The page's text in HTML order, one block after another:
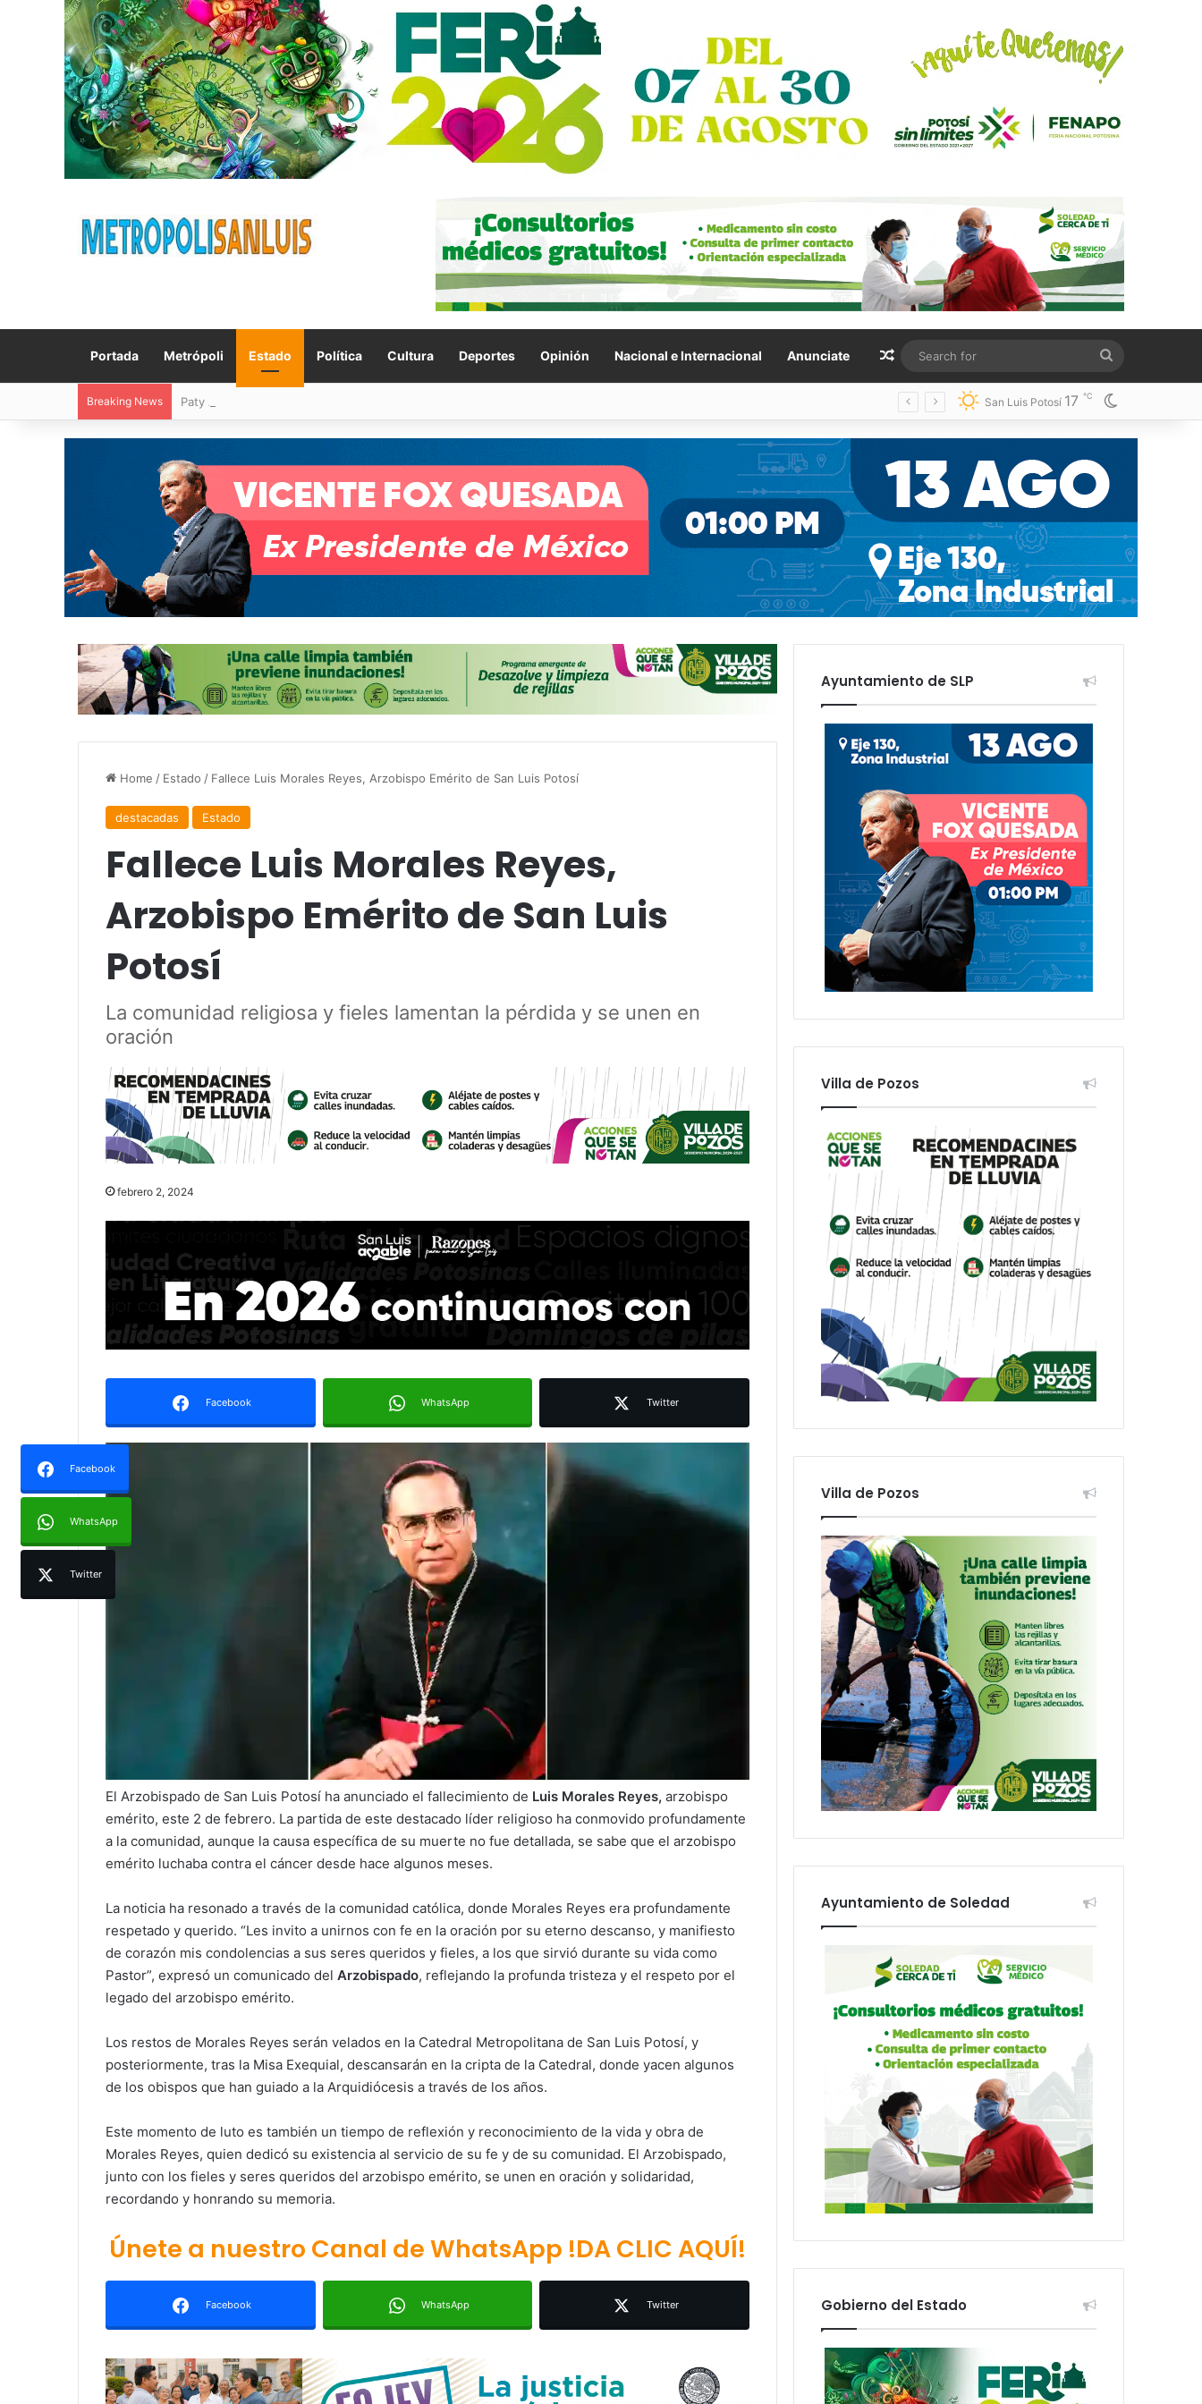
Portada Metrópoli Estado Política Cultura Deportes Opinión Nacional e Internacional Anunciate Random Article
for
Breaking News Paty Aradillas destaca impacto del nuevo desnivel de Circuito Potosí en la movilidad de Villa de Pozos San Luis Potosí 17 ℃
Home / Estado / Fallece Luis Morales Reyes, Arzobispo Emérito de San Luis Potosí
destacadas Estado
Fallece Luis Morales Reyes,
Arzobispo Emérito de San Luis
Potosí
La comunidad religiosa y fieles lamentan la pérdida y se unen en
oración
febrero 2, 2024
Facebook WhatsApp Twitter
Facebook
WhatsApp
Twitter
El Arzobispado de San Luis Potosí ha anunciado el fallecimiento de Luis Morales Reyes, arzobispo
emérito, este 2 de febrero. La partida de este destacado líder religioso ha conmovido profundamente
a la comunidad, aunque la causa específica de su muerte no fue detallada, se sabe que el arzobispo
emérito luchaba contra el cáncer desde hace algunos meses.
La noticia ha resonado a través de la comunidad católica, donde Morales Reyes era profundamente
respetado y querido. “Les invito a unirnos con fe en la oración por su eterno descanso, y manifiesto
de corazón mis condolencias a sus seres queridos y fieles, a los que sirvió durante su vida como
Pastor”, expresó un comunicado del Arzobispado, reflejando la profunda tristeza y el respeto por el
legado del arzobispo emérito.
Los restos de Morales Reyes serán velados en la Catedral Metropolitana de San Luis Potosí, y
posteriormente, tras la Misa Exequial, descansarán en la cripta de la Catedral, donde yacen algunos
de los obispos que han guiado a la Arquidiócesis a través de los años.
Este momento de luto es también un tiempo de reflexión y reconocimiento de la vida y obra de
Morales Reyes, quien dedicó su existencia al servicio de su fe y de su comunidad. El Arzobispado,
junto con los fieles y seres queridos del arzobispo emérito, se unen en oración y solidaridad,
recordando y honrando su memoria.
Únete a nuestro Canal de WhatsApp !DA CLIC AQUÍ!
Facebook WhatsApp Twitter
Ruth González destaca impacto del
Juan Manuel Navarro alista
Gobierno del Estado
llegada tras renunciar al PRI
Ayuntamiento de SLP
Villa de Pozos
Villa de Pozos
Ayuntamiento de Soledad
Gobierno del Estado